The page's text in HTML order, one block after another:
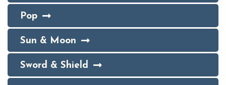
Pop
Sun & Moon
Sword & Shield